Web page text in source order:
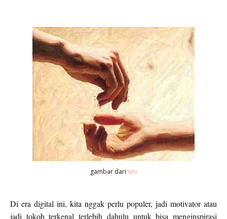
gambar dari sini
Di era digital ini, kita nggak perlu populer, jadi motivator atau
jadi tokoh terkenal terlebih dahulu untuk bisa menginspirasi